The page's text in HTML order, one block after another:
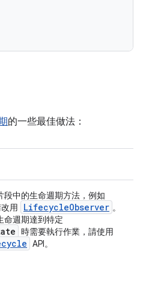
的一些最佳做法：
段中的生命週期方法，例如
用 LifecycleObserver 。
命週期達到特定
時需要執行作業，請使用
API。